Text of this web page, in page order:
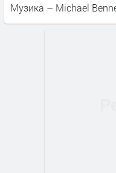
Музика – Michael